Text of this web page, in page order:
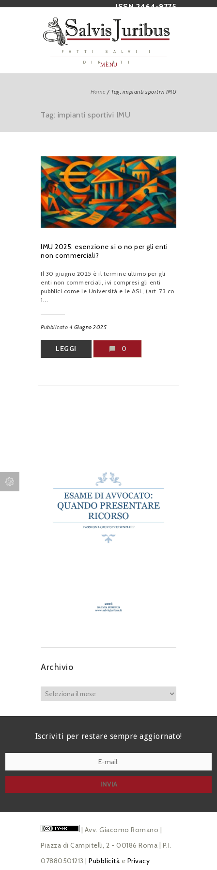
ISSN 2464-9775
FATTI SALVI I
DIRITTI
MENU
Home / Tag: impianti sportivi IMU
Tag: impianti sportivi IMU
IMU 2025: esenzione si o no per gli enti
non commerciali?
Il 30 giugno 2025 è il termine ultimo per gli
enti non commerciali, ivi compresi gli enti
pubblici come le Università e le ASL, (art. 73 co.
1...
Pubblicato 4 Giugno 2025
LEGGI 0
Archivio
Iscriviti per restare sempre aggiornato!
| Avv. Giacomo Romano |
Piazza di Campitelli, 2 - 00186 Roma | P.I.
07880501213 | Pubblicità e Privacy